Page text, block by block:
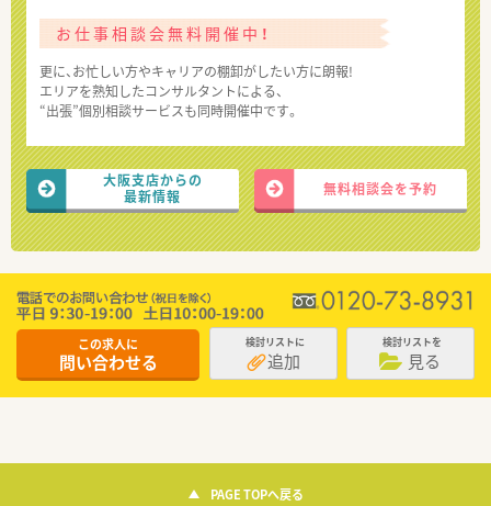
お仕事相談会無料開催中！
更に、お忙しい方やキャリアの棚卸がしたい方に朗報!
エリアを熟知したコンサルタントによる、
“出張”個別相談サービスも同時開催中です。
大阪支店からの
最新情報
無料相談会を予約
この求人に
問い合わせる
検討リストに
追加
検討リストを
見る
PAGE TOPへ戻る